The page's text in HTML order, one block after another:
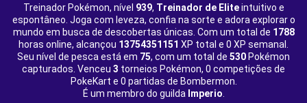
Treinador Pokémon, nível 939, Treinador de Eliteintuitivo e
espontâneo. Joga com leveza, confia na sorte e adora explorar o
mundo em busca de descobertas únicas. Com um total de 1788
horas online, alcançou 13754351151 XP total e 0 XP semanal.
Seu nível de pesca está em 75, com um total de 530 Pokémon
capturados. Venceu 3 torneios Pokémon, 0 competições de
PokeKart e 0 partidas de Bombermon.
É um membro do guilda Imperio